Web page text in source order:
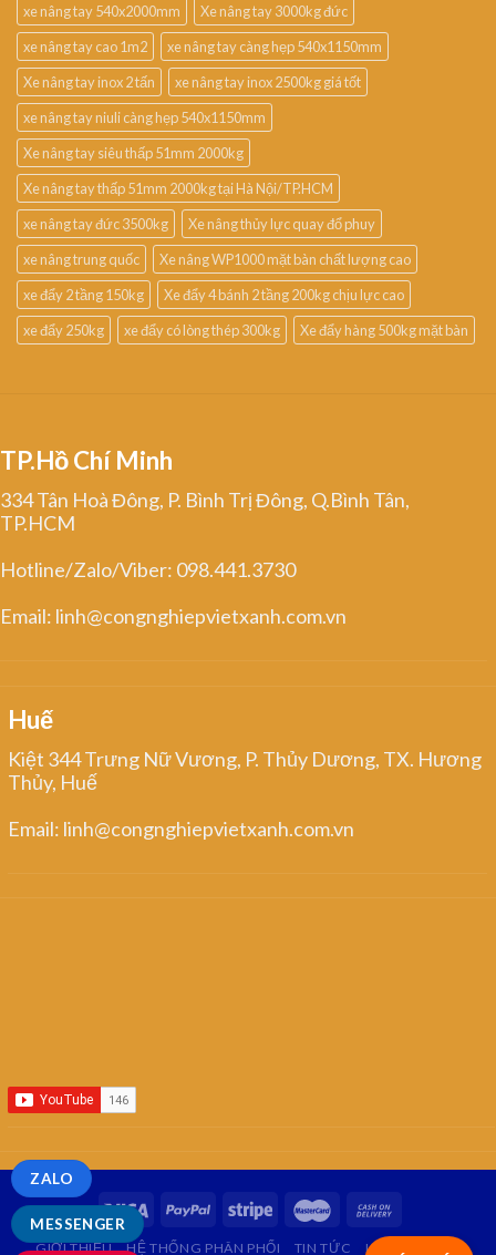
xe nâng tay 540x2000mm
Xe nâng tay 3000kg đức
xe nâng tay cao 1m2
xe nâng tay càng hẹp 540x1150mm
Xe nâng tay inox 2 tấn
xe nâng tay inox 2500kg giá tốt
xe nâng tay niuli càng hẹp 540x1150mm
Xe nâng tay siêu thấp 51mm 2000kg
Xe nâng tay thấp 51mm 2000kg tại Hà Nội/TP.HCM
xe nâng tay đức 3500kg
Xe nâng thủy lực quay đổ phuy
xe nâng trung quốc
Xe nâng WP1000 mặt bàn chất lượng cao
xe đẩy 2 tầng 150kg
Xe đẩy 4 bánh 2 tầng 200kg chịu lực cao
xe đẩy 250kg
xe đẩy có lòng thép 300kg Xe đẩy hàng 500kg mặt bàn
TP.Hồ Chí Minh
334 Tân Hoà Đông, P. Bình Trị Đông, Q.Bình Tân,
TP.HCM
Hotline/Zalo/Viber: 098.441.3730
Email: linh@congnghiepvietxanh.com.vn
Huế
Kiệt 344 Trưng Nữ Vương, P. Thủy Dương, TX. Hương
Thủy, Huế
Email: linh@congnghiepvietxanh.com.vn
GIỚI THIỆU HỆ THỐNG PHÂN PHỐI TIN TỨC LIÊN HỆ
MESSENGER
ZALO